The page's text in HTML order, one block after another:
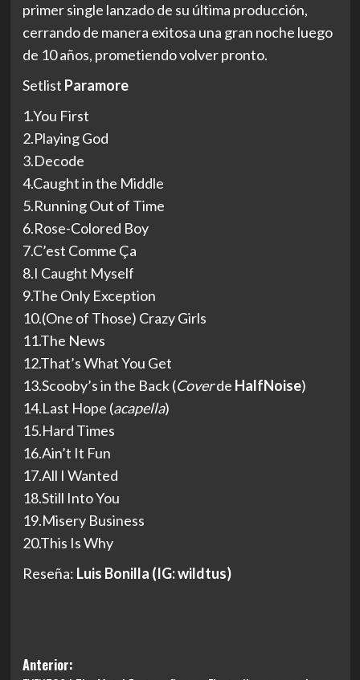
primer single lanzado de su última producción,
cerrando de manera exitosa una gran noche luego
de 10 años, prometiendo volver pronto.
Setlist Paramore
1.You First
2.Playing God
3.Decode
4.Caught in the Middle
5.Running Out of Time
6.Rose-Colored Boy
7.C’est Comme Ça
8.I Caught Myself
9.The Only Exception
10.(One of Those) Crazy Girls
11.The News
12.That’s What You Get
13.Scooby’s in the Back (Coverde HalfNoise)
14.Last Hope (acapella)
15.Hard Times
16.Ain’t It Fun
17.All I Wanted
18.Still Into You
19.Misery Business
20.This Is Why
Reseña: Luis Bonilla (IG: wildtus)
Navegación
Anterior: